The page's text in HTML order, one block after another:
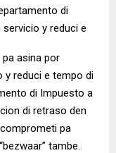
di
y reduci e
asina por
y reduci e tempo di
di Impuesto a
di retraso den
pa
tambe.